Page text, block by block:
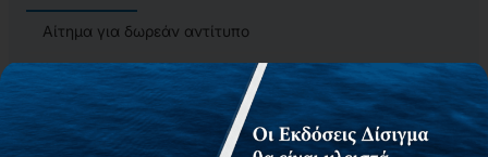
Αίτημα για δωρεάν αντίτυπο
Το βιβλίο “Υψηλή απόδοση στην κολύμβηση: Κατευθύνσεις
για την προπόνηση νεαρών κολυμβητών ” προσφέρει μια σε
βάθος εξέταση των φυσιολογικών, εμβιομηχανικών και
πολύπλευρων ερεισμάτων της κολυμβητικής επιτυχίας,